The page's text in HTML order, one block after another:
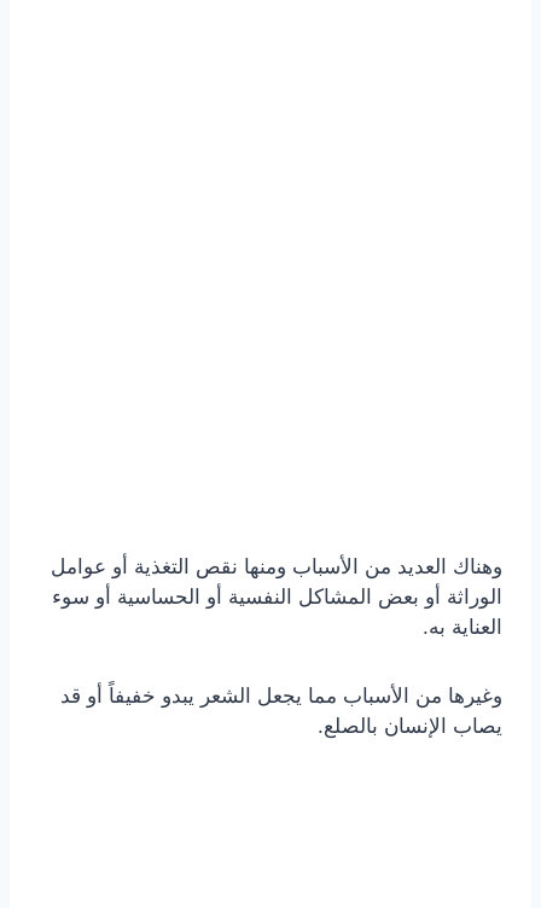
وهناك العديد من الأسباب ومنها نقص التغذية أو عوامل
الوراثة أو بعض المشاكل النفسية أو الحساسية أو سوء
العناية به.
وغيرها من الأسباب مما يجعل الشعر يبدو خفيفاً أو قد
يصاب الإنسان بالصلع.